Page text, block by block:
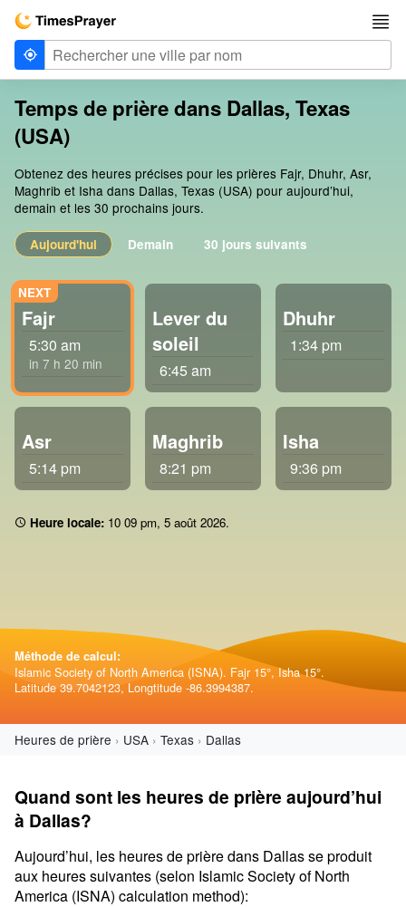
Temps de prière dans Dallas, Texas
(USA)
Obtenez des heures précises pour les prières Fajr, Dhuhr, Asr,
Maghrib et Isha dans Dallas, Texas (USA) pour aujourd’hui,
demain et les 30 prochains jours.
Aujourd'hui Demain 30 jours suivants
Fajr
5:30 am
in 7 h 20 min
Lever du
soleil
6:45 am
Dhuhr
1:34 pm
Asr
5:14 pm
Maghrib
8:21 pm
Isha
9:36 pm
Heure locale: 10:09 pm, 5 août 2026.
Méthode de calcul:
Islamic Society of North America (ISNA). Fajr 15°, Isha 15°.
Latitude 39.7042123, Longtitude -86.3994387.
Heures de prière USA Texas Dallas
Quand sont les heures de prière aujourd’hui
à Dallas?
Aujourd’hui, les heures de prière dans Dallas se produit
aux heures suivantes (selon Islamic Society of North
America (ISNA) calculation method):